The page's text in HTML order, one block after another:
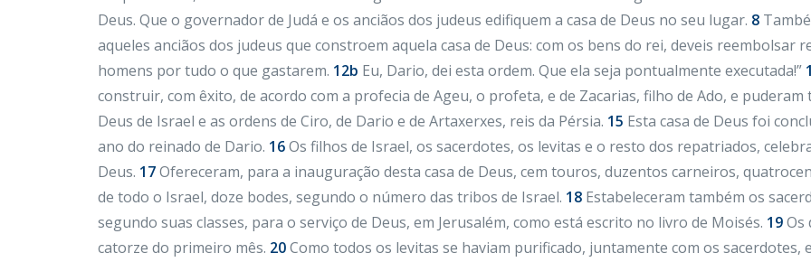
Deus. Que o governador de Judá e os anciãos dos judeus edifiquem a casa de Deus no seu lugar. 8
aqueles anciãos dos judeus que constroem aquela casa de Deus: com os bens do rei, deveis
homens por tudo o que gastarem. 12b Eu, Dario, dei esta ordem. Que ela seja pontualmente executada!”
construir, com êxito, de acordo com a profecia de Ageu, o profeta, e de Zacarias, filho de Ado, e
Deus de Israel e as ordens de Ciro, de Dario e de Artaxerxes, reis da Pérsia. 15 Esta casa de Deus foi
ano do reinado de Dario. 16Os filhos de Israel, os sacerdotes, os levitas e o resto dos repatriados,
Deus. 17Ofereceram, para a inauguração desta casa de Deus, cem touros, duzentos carneiros,
de todo o Israel, doze bodes, segundo o número das tribos de Israel. 18 Estabeleceram também os
segundo suas classes, para o serviço de Deus, em Jerusalém, como está escrito no livro de Moisés. 19Os
catorze do primeiro mês. 20Como todos os levitas se haviam purificado, juntamente com os sacerdotes,